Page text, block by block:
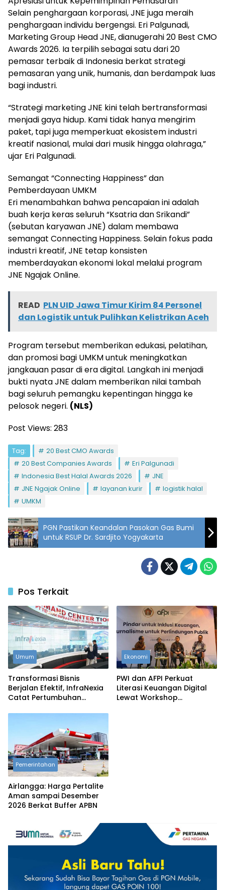
Selain penghargaan korporasi, JNE juga meraih
penghargaan individu bergengsi. Eri Palgunadi,
Marketing Group Head JNE, dianugerahi 20 Best CMO
Awards 2026. Ia terpilih sebagai satu dari 20
pemasar terbaik di Indonesia berkat strategi
pemasaran yang unik, humanis, dan berdampak luas
bagi industri.
“Strategi marketing JNE kini telah bertransformasi
menjadi gaya hidup. Kami tidak hanya mengirim
paket, tapi juga memperkuat ekosistem industri
kreatif nasional, mulai dari musik hingga olahraga,”
ujar Eri Palgunadi.
Semangat “Connecting Happiness” dan
Pemberdayaan UMKM
Eri menambahkan bahwa pencapaian ini adalah
buah kerja keras seluruh “Ksatria dan Srikandi”
(sebutan karyawan JNE) dalam membawa
semangat Connecting Happiness. Selain fokus pada
industri kreatif, JNE tetap konsisten
memberdayakan ekonomi lokal melalui program
JNE Ngajak Online.
READ PLN UID Jawa Timur Kirim 84 Personel
dan Logistik untuk Pulihkan Kelistrikan Aceh
Program tersebut memberikan edukasi, pelatihan,
dan promosi bagi UMKM untuk meningkatkan
jangkauan pasar di era digital. Langkah ini menjadi
bukti nyata JNE dalam memberikan nilai tambah
bagi seluruh pemangku kepentingan hingga ke
pelosok negeri. (NLS)
Post Views: 283
Tag:
20 Best CMO Awards
20 Best Companies Awards
Eri Palgunadi
Indonesia Best Halal Awards 2026
JNE
JNE Ngajak Online
layanan kurir
logistik halal
UMKM
PGN Pastikan Keandalan Pasokan Gas Bumi
untuk RSUP Dr. Sardjito Yogyakarta
Pos Terkait
Umum
Transformasi Bisnis
Berjalan Efektif, InfraNexia
Catat Pertumbuhan
Persen
Ekonomi
PWI dan AFPI Perkuat
Literasi Keuangan Digital
Lewat Workshop
Pemerintahan
Airlangga: Harga Pertalite
Aman sampai Desember
2026 Berkat Buffer APBN